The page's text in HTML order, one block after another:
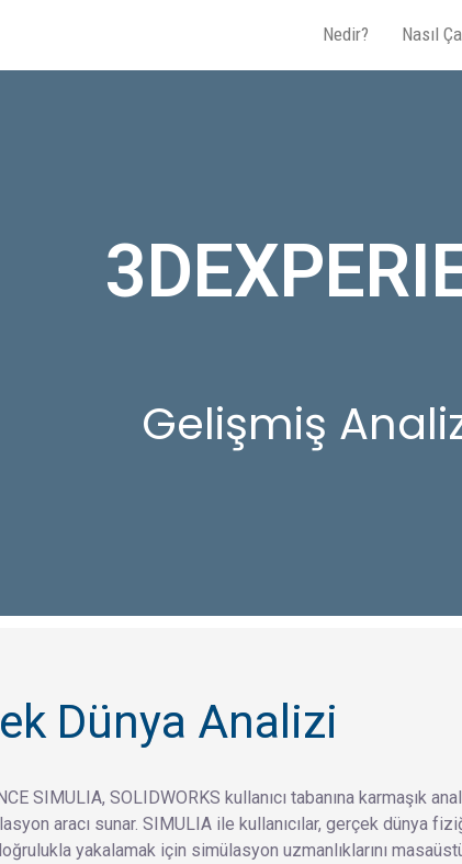
Nedir? Nasıl
Gelişmiş
Dünya Analizi
SIMULIA, SOLIDWORKS kullanıcı tabanına karmaşık
aracı sunar. SIMULIA ile kullanıcılar, gerçek dünya
yakalamak için simülasyon uzmanlıklarını